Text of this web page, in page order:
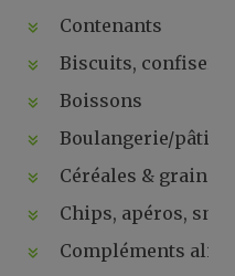
Contenants
Biscuits,
Boissons
Boulangerie/
Céréales & graines
Chips, apéros,
Compléments